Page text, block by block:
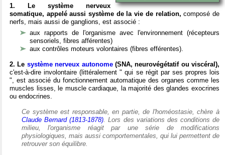
1. Le système nerveux
somatique, appelé aussi système de la vie de relation, composé de
nerfs, mais aussi de ganglions, est associé :
aux rapports de l'organisme avec l'environnement (récepteurs
sensoriels, fibres afférentes)
aux contrôles moteurs volontaires (fibres efférentes).
2. Le système nerveux autonome(SNA, neurovégétatif ou viscéral),
c'est-à-dire involontaire (littéralement " qui se régit par ses propres lois
", est associé du fonctionnement automatique des organes comme les
muscles lisses, le muscle cardiaque, la majorité des glandes exocrines
ou endocrines.
Ce système est responsable, en partie, de l'homéostasie, chère à
Claude Bernard (1813-1878). Lors des variations des conditions de
milieu, l'organisme réagit par une série de modifications
physiologiques, mais aussi comportementales, qui lui permettent de
retrouver son équilibre.